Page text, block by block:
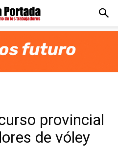
provincial
de vóley